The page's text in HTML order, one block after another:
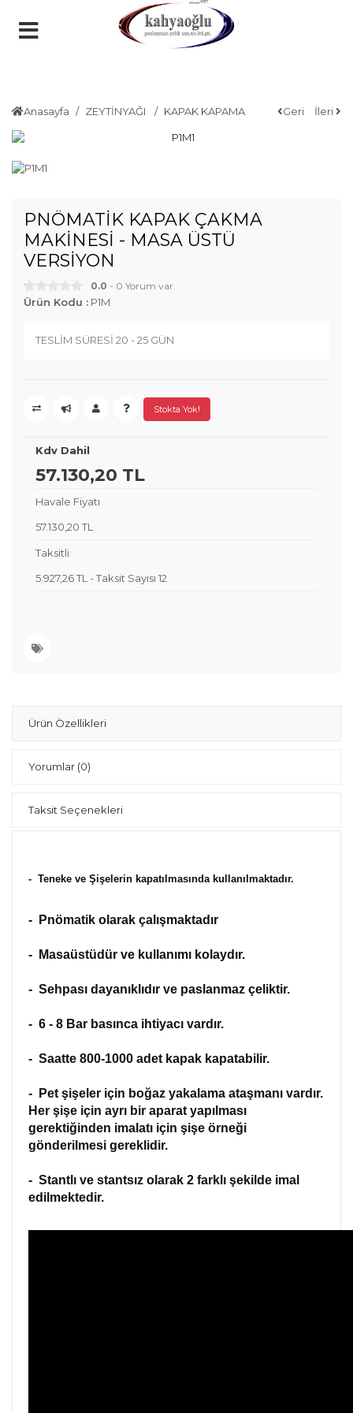
Anasayfa ZEYTİNYAĞI KAPAK KAPAMA Geri İleri
PNÖMATİK KAPAK ÇAKMA
MAKİNESİ - MASA ÜSTÜ
VERSİYON
0.0 - 0 Yorum var.
Ürün Kodu : P1M
TESLİM SÜRESİ 20 - 25 GÜN
Stokta Yok!
Kdv Dahil
57.130,20 TL
Havale Fiyatı
57.130,20 TL
Taksitli
5.927,26 TL - Taksit Sayısı 12
Ürün Özellikleri
Yorumlar (0)
Taksit Seçenekleri
- Teneke ve Şişelerin kapatılmasında kullanılmaktadır.
- Pnömatik olarak çalışmaktadır
- Masaüstüdür ve kullanımı kolaydır.
- Sehpası dayanıklıdır ve paslanmaz çeliktir.
- 6 - 8 Bar basınca ihtiyacı vardır.
- Saatte 800-1000 adet kapak kapatabilir.
- Pet şişeler için boğaz yakalama ataşmanı vardır.
Her şişe için ayrı bir aparat yapılması
gerektiğinden imalatı için şişe örneği
gönderilmesi gereklidir.
- Stantlı ve stantsız olarak 2 farklı şekilde imal
edilmektedir.